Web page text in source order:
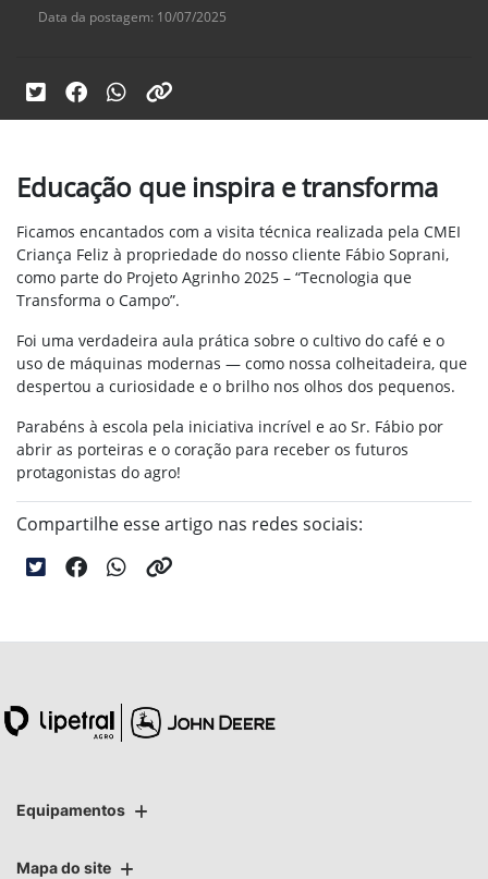
Data da postagem: 10/07/2025
Educação que inspira e transforma
Ficamos encantados com a visita técnica realizada pela CMEI
Criança Feliz à propriedade do nosso cliente Fábio Soprani,
como parte do Projeto Agrinho 2025 – “Tecnologia que
Transforma o Campo”.
Foi uma verdadeira aula prática sobre o cultivo do café e o
uso de máquinas modernas — como nossa colheitadeira, que
despertou a curiosidade e o brilho nos olhos dos pequenos.
Parabéns à escola pela iniciativa incrível e ao Sr. Fábio por
abrir as porteiras e o coração para receber os futuros
protagonistas do agro!
Compartilhe esse artigo nas redes sociais:
Equipamentos
Mapa do site